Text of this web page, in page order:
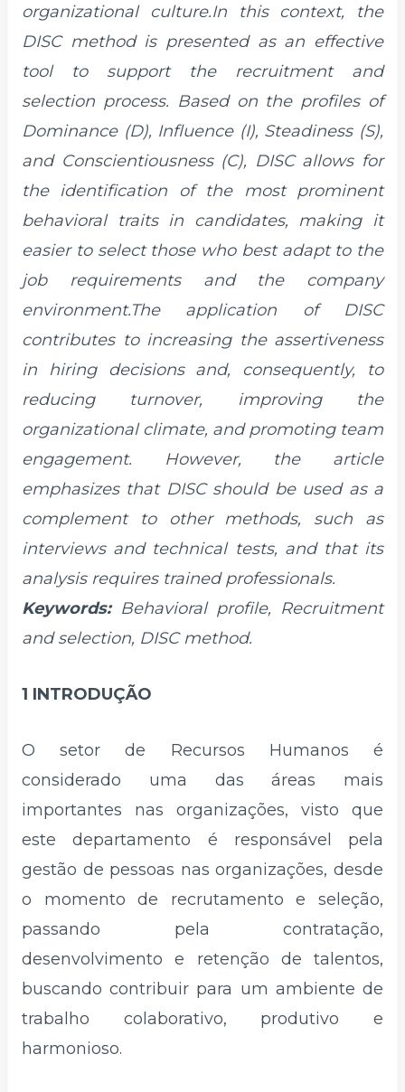
organizational culture.In this context, the
DISC method is presented as an effective
tool to support the recruitment and
selection process. Based on the profiles of
Dominance (D), Influence (I), Steadiness (S),
and Conscientiousness (C), DISC allows for
the identification of the most prominent
behavioral traits in candidates, making it
easier to select those who best adapt to the
job requirements and the company
environment.The application of DISC
contributes to increasing the assertiveness
in hiring decisions and, consequently, to
reducing turnover, improving the
organizational climate, and promoting team
engagement. However, the article
emphasizes that DISC should be used as a
complement to other methods, such as
interviews and technical tests, and that its
analysis requires trained professionals.
Keywords:Behavioral profile, Recruitment
and selection, DISC method.
1 INTRODUÇÃO
O setor de Recursos Humanos é
considerado uma das áreas mais
importantes nas organizações, visto que
este departamento é responsável pela
gestão de pessoas nas organizações, desde
o momento de recrutamento e seleção,
passando pela contratação,
desenvolvimento e retenção de talentos,
buscando contribuir para um ambiente de
trabalho colaborativo, produtivo e
harmonioso.